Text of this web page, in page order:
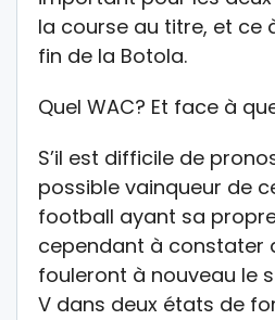
la course au titre, et ce
fin de la Botola.
Quel WAC? Et face à
S’il est difficile de
possible vainqueur de
football ayant sa
cependant à constater
fouleront à nouveau le
V dans deux états de